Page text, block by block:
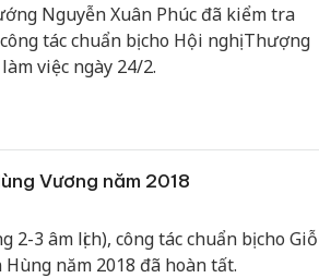
Nguyễn Xuân Phúc đã kiểm tra
tác chuẩn bị cho Hội nghị Thượng
việc ngày 24/2.
Vương năm 2018
3 âm lịch), công tác chuẩn bị cho Giỗ
năm 2018 đã hoàn tất.